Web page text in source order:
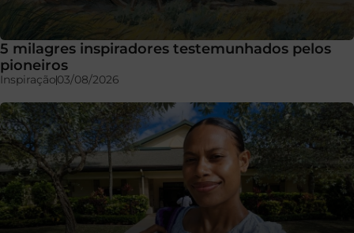
5 milagres inspiradores testemunhados pelos
pioneiros
Inspiração03/08/2026